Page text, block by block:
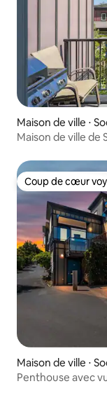
Maison de ville ⋅
Maison de ville de
Coup de cœur
Coup de cœur
Maison de ville ⋅
Penthouse avec